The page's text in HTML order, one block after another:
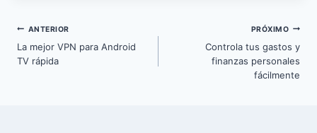
Navegação
de
ANTERIOR
La mejor VPN para Android
TV rápida
PRÓXIMO
Controla tus gastos y
finanzas personales
fácilmente